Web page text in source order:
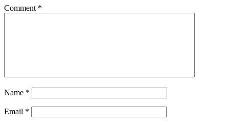
Comment *
Name *
Email *